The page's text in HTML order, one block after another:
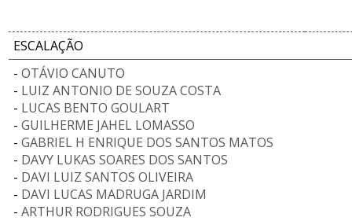
ESCALAÇÃO
- OTÁVIO CANUTO
- LUIZ ANTONIO DE SOUZA COSTA
- LUCAS BENTO GOULART
- GUILHERME JAHEL LOMASSO
- GABRIEL H ENRIQUE DOS SANTOS MATOS
- DAVY LUKAS SOARES DOS SANTOS
- DAVI LUIZ SANTOS OLIVEIRA
- DAVI LUCAS MADRUGA JARDIM
- ARTHUR RODRIGUES SOUZA